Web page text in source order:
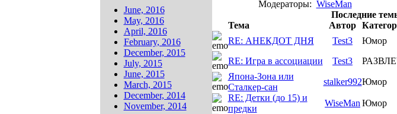
June, 2016
May, 2016
April, 2016
February, 2016
December, 2015
July, 2015
June, 2015
March, 2015
December, 2014
November, 2014
Модераторы: WiseMan
Последние
Тема
Автор
RE: АНЕКДОТ ДНЯ
Test3 Юмор
RE: Игра в ассоциации
Test3
Япона-Зона или
Сталкер-сан
stalker992Юмор
RE: Детки (до 15) и
предки
WiseMan Юмор